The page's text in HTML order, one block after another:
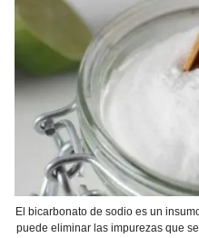
El bicarbonato de sodio es un
puede eliminar las impurezas que